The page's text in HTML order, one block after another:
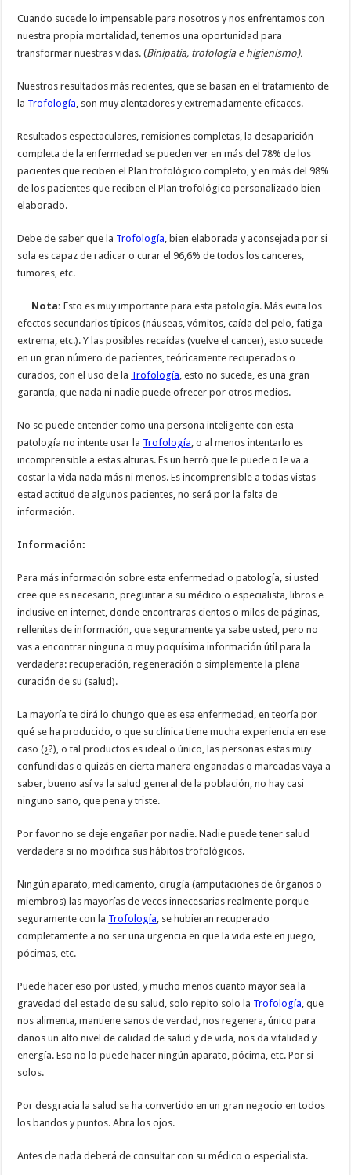
Cuando sucede lo impensable para nosotros y nos enfrentamos con
nuestra propia mortalidad, tenemos una oportunidad para
transformar nuestras vidas. (Binipatia, trofología e higienismo).
Nuestros resultados más recientes, que se basan en el tratamiento de
la Trofología, son muy alentadores y extremadamente eficaces.
Resultados espectaculares, remisiones completas, la desaparición
completa de la enfermedad se pueden ver en más del 78% de los
pacientes que reciben el Plan trofológico completo, y en más del 98%
de los pacientes que reciben el Plan trofológico personalizado bien
elaborado.
Debe de saber que la Trofología, bien elaborada y aconsejada por si
sola es capaz de radicar o curar el 96,6% de todos los canceres,
tumores, etc.
Nota:Esto es muy importante para esta patología. Más evita los
efectos secundarios típicos (náuseas, vómitos, caída del pelo, fatiga
extrema, etc.). Y las posibles recaídas (vuelve el cancer), esto sucede
en un gran número de pacientes, teóricamente recuperados o
curados, con el uso de la Trofología, esto no sucede, es una gran
garantía, que nada ni nadie puede ofrecer por otros medios.
No se puede entender como una persona inteligente con esta
patología no intente usar la Trofología, o al menos intentarlo es
incomprensible a estas alturas. Es un herró que le puede o le va a
costar la vida nada más ni menos. Es incomprensible a todas vistas
estad actitud de algunos pacientes, no será por la falta de
información.
Información:
Para más información sobre esta enfermedad o patología, si usted
cree que es necesario, preguntar a su médico o especialista, libros e
inclusive en internet, donde encontraras cientos o miles de páginas,
rellenitas de información, que seguramente ya sabe usted, pero no
vas a encontrar ninguna o muy poquísima información útil para la
verdadera: recuperación, regeneración o simplemente la plena
curación de su (salud).
La mayoría te dirá lo chungo que es esa enfermedad, en teoría por
qué se ha producido, o que su clínica tiene mucha experiencia en ese
caso (¿?), o tal productos es ideal o único, las personas estas muy
confundidas o quizás en cierta manera engañadas o mareadas vaya a
saber, bueno así va la salud general de la población, no hay casi
ninguno sano, que pena y triste.
Por favor no se deje engañar por nadie. Nadie puede tener salud
verdadera si no modifica sus hábitos trofológicos.
Ningún aparato, medicamento, cirugía (amputaciones de órganos o
miembros) las mayorías de veces innecesarias realmente porque
seguramente con la Trofología, se hubieran recuperado
completamente a no ser una urgencia en que la vida este en juego,
pócimas, etc.
Puede hacer eso por usted, y mucho menos cuanto mayor sea la
gravedad del estado de su salud, solo repito solo la Trofología, que
nos alimenta, mantiene sanos de verdad, nos regenera, único para
danos un alto nivel de calidad de salud y de vida, nos da vitalidad y
energía. Eso no lo puede hacer ningún aparato, pócima, etc. Por si
solos.
Por desgracia la salud se ha convertido en un gran negocio en todos
los bandos y puntos. Abra los ojos.
Antes de nada deberá de consultar con su médico o especialista.